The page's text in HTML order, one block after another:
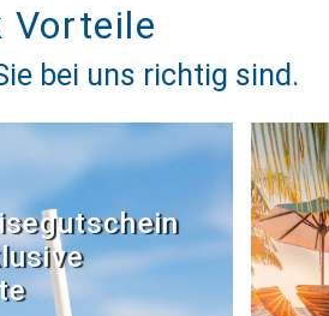
Vorteile
bei uns richtig sind.